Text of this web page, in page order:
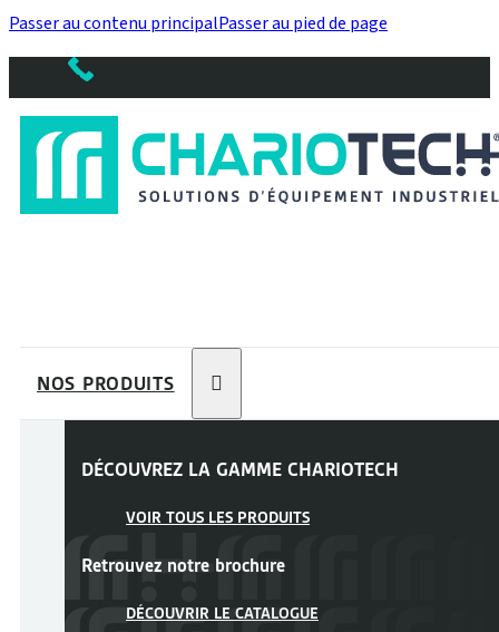
Passer au contenu principalPasser au pied de page
NOS PRODUITS
DÉCOUVREZ LA GAMME CHARIOTECH
VOIR TOUS LES PRODUITS
Retrouvez notre brochure
DÉCOUVRIR LE CATALOGUE